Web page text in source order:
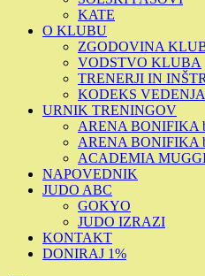
KATE
O KLUBU
ZGODOVINA
VODSTVO KLUBA
TRENERJI IN
KODEKS
URNIK TRENINGOV
ARENA BONIFIKA
ARENA BONIFIKA
ACADEMIA
NAPOVEDNIK
JUDO ABC
GOKYO
JUDO IZRAZI
KONTAKT
DONIRAJ 1%